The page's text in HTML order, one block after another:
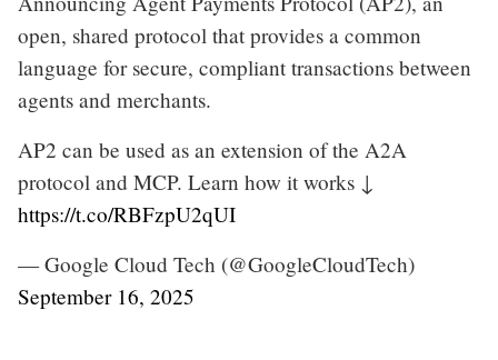
open, shared protocol that provides a common
language for secure, compliant transactions between
agents and merchants.
AP2 can be used as an extension of the A2A
protocol and MCP. Learn how it works ↓
https://t.co/RBFzpU2qUI
— Google Cloud Tech (@GoogleCloudTech)
September 16, 2025